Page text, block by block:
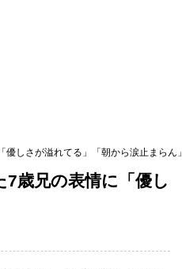
しさが溢れてる」「朝から涙止まらん」
歳兄の表情に「優し